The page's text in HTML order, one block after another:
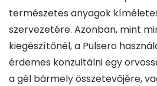
természetes anyagok
szervezetére. Azonban, mint
kiegészítőnél, a Pulsero
érdemes konzultálni egy
a gél bármely összetevőjére,